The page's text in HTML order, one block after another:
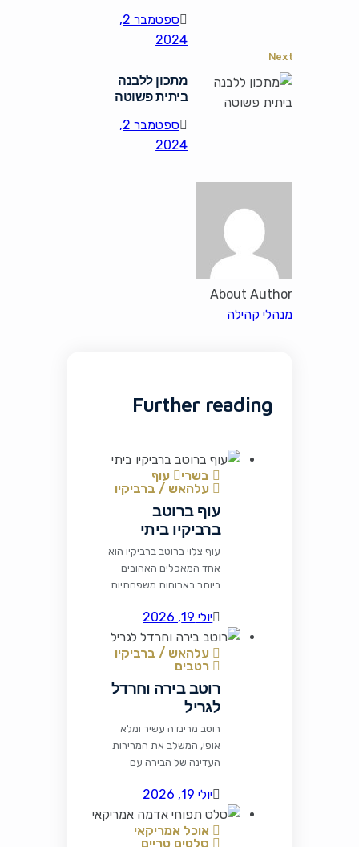
ספטמבר 2,
2024
Next
מתכון ללבנה
ביתית פשוטה
ספטמבר 2,
2024
About Author
מנהלי קהילה
Further reading
בשרי
עוף
עלהאש / ברביקיו
עוף ברוטב
ברביקיו ביתי
עוף צלוי ברוטב ברביקיו הוא
אחד המאכלים האהובים
ביותר בארוחות משפחתיות
עוף עסיסי לרוטב מתקתק,
מעט חריף ועשיר בתבלינים
יוצר מנה מרשימה שקל
להכין ומענגת כל סועד.
רכיבים לרוטב הברביקיו 1
כף שמן זית או מרגרינה
2 שיני שום כתושות 1 כפית
אבקת צ'ילי 1/4 […]
יולי 19, 2026
עלהאש / ברביקיו
רטבים
רוטב בירה וחרדל
לגריל
רוטב מרינדה עשיר ומלא
אופי, המשלב את המרירות
העדינה של הבירה עם
חרדל דיז'ון, המתיקות של
הסוכר החום והעומק של
רוטב הווסטרשייר. הרוטב
יולי 19, 2026
אוכל אמריקאי
סלטים טריים